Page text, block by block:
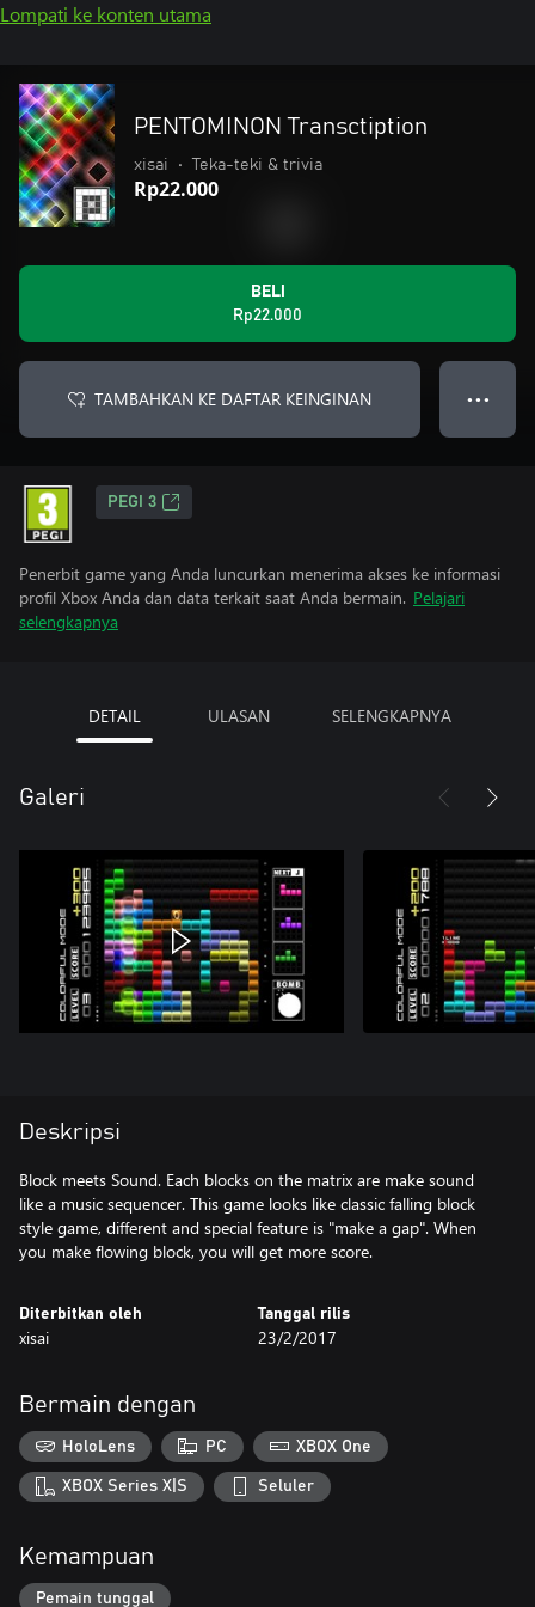
Lompati ke konten utama
PENTOMINON Transctiption
xisai • Teka-teki & trivia
Rp22.000
BELI
Rp22.000
TAMBAHKAN KE DAFTAR KEINGINAN ● ● ●
PEGI 3
Penerbit game yang Anda luncurkan menerima akses ke informasi
profil Xbox Anda dan data terkait saat Anda bermain. Pelajari
selengkapnya
DETAIL ULASAN SELENGKAPNYA
Galeri
Deskripsi
Block meets Sound. Each blocks on the matrix are make sound
like a music sequencer. This game looks like classic falling block
style game, different and special feature is "make a gap". When
you make flowing block, you will get more score.
Diterbitkan oleh
xisai
Tanggal rilis
23/2/2017
Bermain dengan
HoloLens PC XBOX One
XBOX Series X|S Seluler
Kemampuan
Pemain tunggal